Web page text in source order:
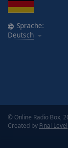
Text
Style
Close
Modal
Sprache:
Deutsch
© Online Radio Box,
Created by Final Level